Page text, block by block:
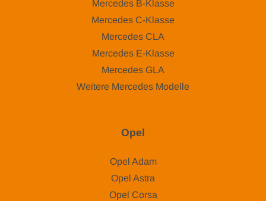
Mercedes B-Klasse
Mercedes C-Klasse
Mercedes CLA
Mercedes E-Klasse
Mercedes GLA
Weitere Mercedes Modelle
Opel
Opel Adam
Opel Astra
Opel Corsa